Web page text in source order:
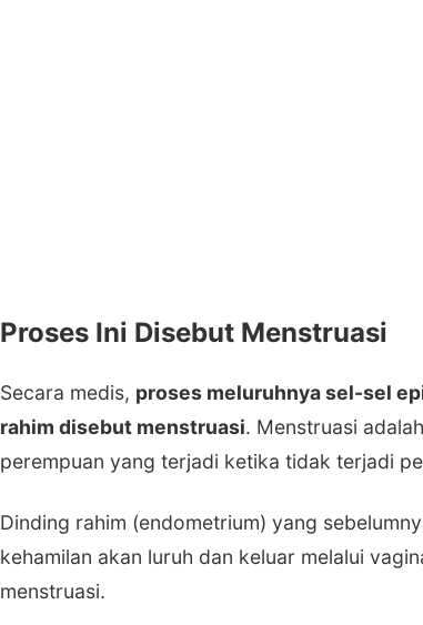
Proses Ini Disebut Menstruasi
Secara medis, proses meluruhnya sel-sel
rahim disebut menstruasi. Menstruasi
perempuan yang terjadi ketika tidak terjadi
Dinding rahim (endometrium) yang
kehamilan akan luruh dan keluar melalui
menstruasi.